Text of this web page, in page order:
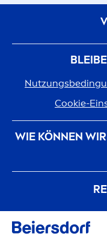
Cookie-
WIE KÖNNEN
Unsere
Alle aktuellen